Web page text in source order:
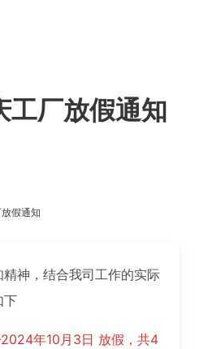
厂放假通知
假通知
神，结合我司工作的实际
下
年10月3日 放假，共4